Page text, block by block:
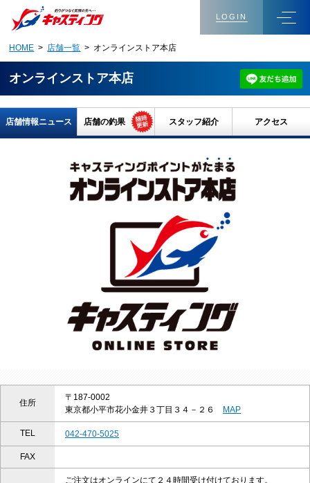
LOGIN
HOME > 店舗一覧 > オンラインストア本店
オンラインストア本店
店舗情報ニュース 店舗の釣果 スタッフ紹介 アクセス
住所
〒187-0002
東京都小平市花小金井３丁目３４－２６
MAP
TEL 042-470-5025
FAX
ご注文はオンラインにて２４時間受け付けております。